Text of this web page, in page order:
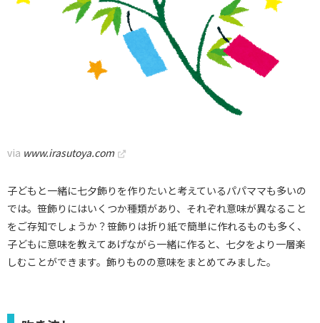
via www.irasutoya.com
子どもと一緒に七夕飾りを作りたいと考えているパパママも多いの
では。笹飾りにはいくつか種類があり、それぞれ意味が異なること
をご存知でしょうか？笹飾りは折り紙で簡単に作れるものも多く、
子どもに意味を教えてあげながら一緒に作ると、七夕をより一層楽
しむことができます。飾りものの意味をまとめてみました。